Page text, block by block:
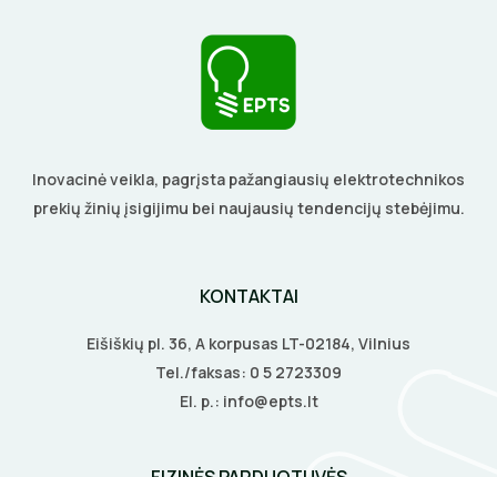
ELEKTRINIAI ĮRANKIAI
Inovacinė veikla, pagrįsta pažangiausių elektrotechnikos
prekių žinių įsigijimu bei naujausių tendencijų stebėjimu.
KONTAKTAI
Eišiškių pl. 36, A korpusas LT-02184, Vilnius
Tel./faksas: 0 5 2723309
El. p.: info@epts.lt